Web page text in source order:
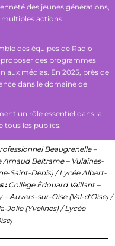
des jeunes générations,
multiples actions
des équipes de Radio
des programmes
aux médias. En 2025, près de
dans le domaine de
un rôle essentiel dans la
tous les publics.
Beaugrenelle –
Arnaud Beltrame – Vulaines-
Saint-Denis) / Lycée Albert-
:Collège Édouard Vaillant –
Auvers-sur-Oise (Val-d’Oise) /
Jolie (Yvelines) / Lycée